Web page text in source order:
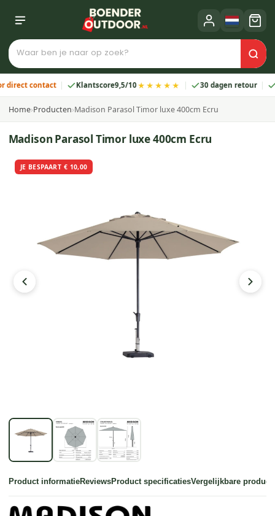
contact Klantscore9,5/10★★★★★ 30 dagen retour 2
Home›Producten›Madison Parasol Timor luxe 400cm Ecru
Madison Parasol Timor luxe 400cm Ecru
JE BESPAART € 10,00
Product informatieReviewsProduct specificatiesVergelijkbare